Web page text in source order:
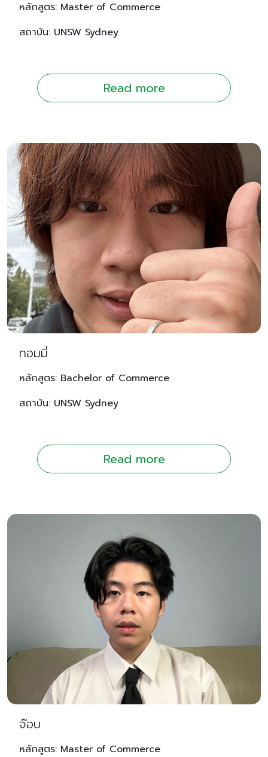
หลักสูตร: Master of Commerce
สถาบัน: UNSW Sydney
Read more
ทอมมี่
หลักสูตร: Bachelor of Commerce
สถาบัน: UNSW Sydney
Read more
จ๊อบ
หลักสูตร: Master of Commerce